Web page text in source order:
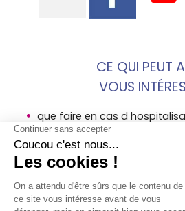
CE QUI PEUT
VOUS
que faire en cas d
assurance rapatriement
carte europeenne